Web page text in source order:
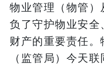
物业管理（物管）
负了守护物业安
财产的重要责任
（监管局）今天